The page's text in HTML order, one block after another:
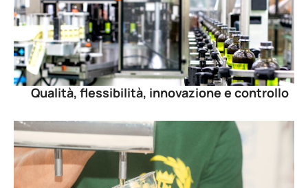
Qualità, flessibilità, innovazione e controllo